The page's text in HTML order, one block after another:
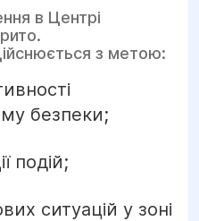
в Центрі
з метою:
безпеки;
подій;
ситуацій у зоні